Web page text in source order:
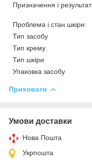
Призначення і результат
Проблема і стан шкіри
Тип засобу
Тип крему
Тип шкіри
Упаковка засобу
Приховати
Умови доставки
Нова Пошта
Укрпошта